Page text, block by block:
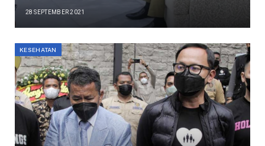
28 SEPTEMBER 2021
KESEHATAN